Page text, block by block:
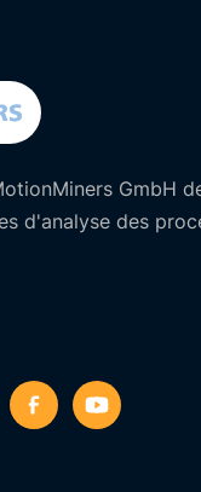
GmbH
d'analyse des